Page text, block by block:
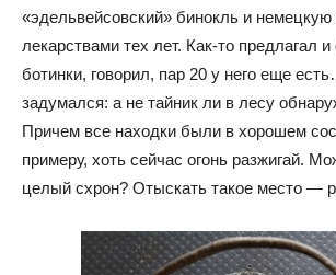
«эдельвейсовский» бинокль и немецкую
лекарствами тех лет. Как-то предлагал
ботинки, говорил, пар 20 у него еще
задумался: а не тайник ли в лесу
Причем все находки были в хорошем
примеру, хоть сейчас огонь разжигай.
целый схрон? Отыскать такое место —